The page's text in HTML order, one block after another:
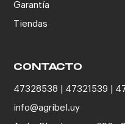
Garantía
Tiendas
CONTACTO
47328538 | 47321539 |
info@agribel.uy